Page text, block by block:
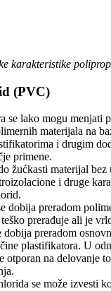
karakteristike
(PVC)
se lako mogu menjati
materijala na
i drugim
primene.
žućkasti materijal bez
i druge
dobija preradom
prerađuje ali je
dobija preradom
plastifikatora. U
otporan na delovanje
se može izvesti